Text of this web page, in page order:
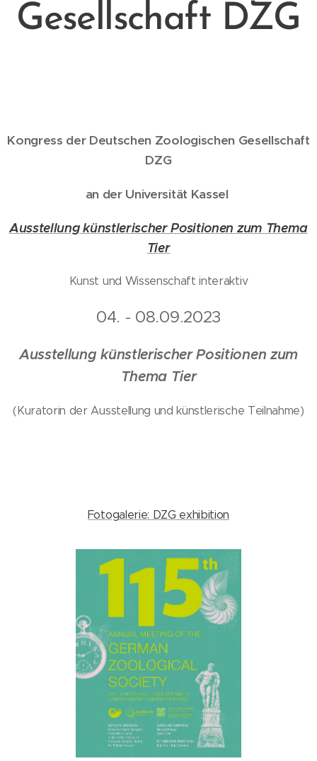
Gesellschaft DZG
Kongress der Deutschen Zoologischen Gesellschaft
DZG
an der Universität Kassel
Ausstellung künstlerischer Positionen zum Thema
Tier
Kunst und Wissenschaft interaktiv
04. - 08.09.2023
Ausstellung künstlerischer Positionen zum
Thema Tier
(Kuratorin der Ausstellung und künstlerische Teilnahme)
Fotogalerie: DZG exhibition